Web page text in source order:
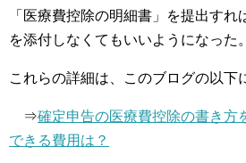
「医療費控除の明細書」を提出す
を添付しなくてもいいようになった。
これらの詳細は、このブログの以下
⇒確定申告の医療費控除の書き方
できる費用は？